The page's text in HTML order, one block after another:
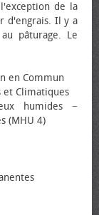
de la
d'engrais. Il y a
pâturage. Le
en Commun
et Climatiques
humides −
(MHU 4)